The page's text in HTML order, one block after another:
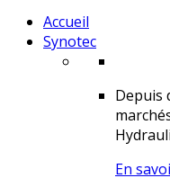
Accueil
Synotec
Depuis
En